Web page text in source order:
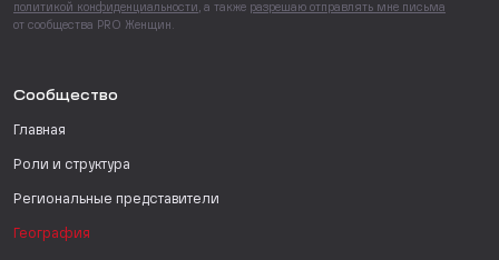
политикой конфиденциальности , а также разрешаю отправлять мне письма
от сообщества PRO Женщин.
Сообщество
Главная
Роли и структура
Региональные представители
География